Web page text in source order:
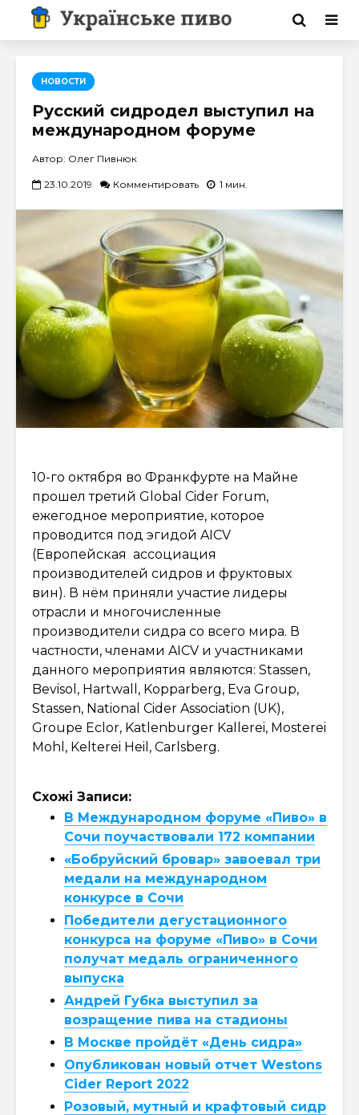
НОВОСТИ
Русский сидродел выступил на
международном форуме
Автор: Олег Пивнюк
23.10.2019 Комментировать 1 мин.
10-го октября во Франкфурте на Майне
прошел третий Global Cider Forum,
ежегодное мероприятие, которое
проводится под эгидой AICV
(Европейская ассоциация
производителей сидров и фруктовых
вин). В нём приняли участие лидеры
отрасли и многочисленные
производители сидра со всего мира. В
частности, членами AICV и участниками
данного мероприятия являются: Stassen,
Bevisol, Hartwall, Kopparberg, Eva Group,
Stassen, National Cider Association (UK),
Groupe Eclor, Katlenburger Kallerei, Mosterei
Mohl, Kelterei Heil, Carlsberg.
Схожі Записи:
В Международном форуме «Пиво» в
Сочи поучаствовали 172 компании
«Бобруйский бровар» завоевал три
медали на международном
конкурсе в Сочи
Победители дегустационного
конкурса на форуме «Пиво» в Сочи
получат медаль ограниченного
выпуска
Андрей Губка выступил за
возращение пива на стадионы
В Москве пройдёт «День сидра»
Опубликован новый отчет Westons
Cider Report 2022
Розовый, мутный и крафтовый сидр